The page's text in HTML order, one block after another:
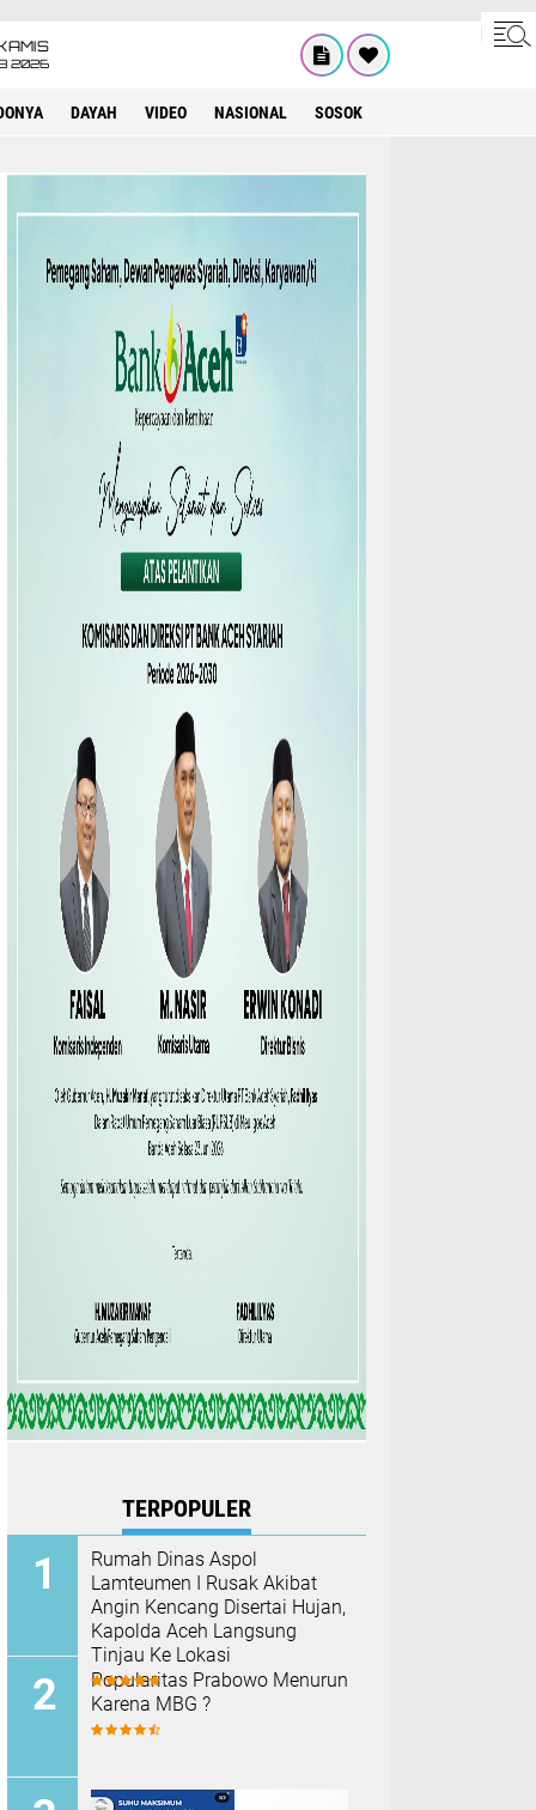
2026
DAYAH VIDEO NASIONAL SOSOK
TERPOPULER
Rumah Dinas Aspol
Lamteumen I Rusak Akibat
Angin Kencang Disertai Hujan,
Kapolda Aceh Langsung
Tinjau Ke Lokasi
Popularitas Prabowo Menurun
Karena MBG ?